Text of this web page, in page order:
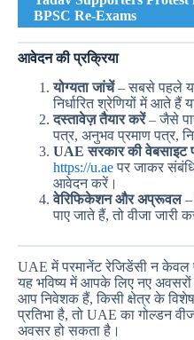
BPSC Re-Exams
आवेदन की प्रक्रिया
योग्यता जांचें– सबसे पहले
निर्धारित श्रेणियों में आते हैं
दस्तावेज़ तैयार करें– जैसे
पत्र, अनुभव प्रमाण पत्र,
UAE सरकार की
https://u.aeपर जाकर
आवेदन करें।
वेरिफिकेशन और अप्रूवल–
पाए जाते हैं, तो वीजा जारी
UAE में परमानेंट रेजिडेंसी न केवल
यह भविष्य में आपके लिए नए
आप निवेशक हैं, किसी क्षेत्र के
प्रतिभा है, तो UAE का गोल्डन
अवसर हो सकता है।